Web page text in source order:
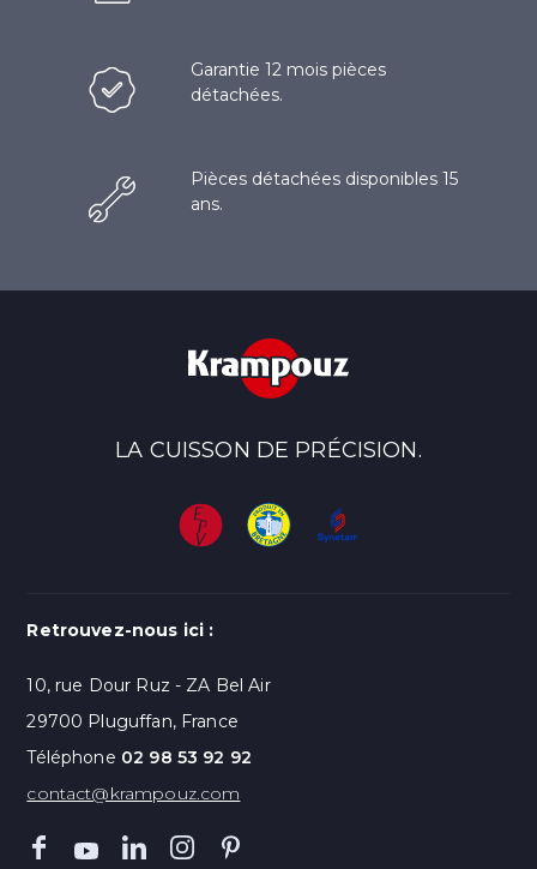
Garantie 12 mois pièces
détachées.
Pièces détachées disponibles 15
ans.
LA CUISSON DE PRÉCISION.
Retrouvez-nous ici :
10, rue Dour Ruz - ZA Bel Air
29700 Pluguffan, France
Téléphone 02 98 53 92 92
contact@krampouz.com